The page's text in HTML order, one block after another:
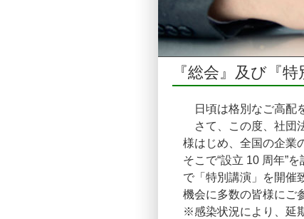
『総会』及び『
日頃は格別なご高配
さて、この度、社団
様はじめ、全国の企業
そこで“設立 10 周年”
で「特別講演」を開催
機会に多数の皆様にご
※感染状況により、延